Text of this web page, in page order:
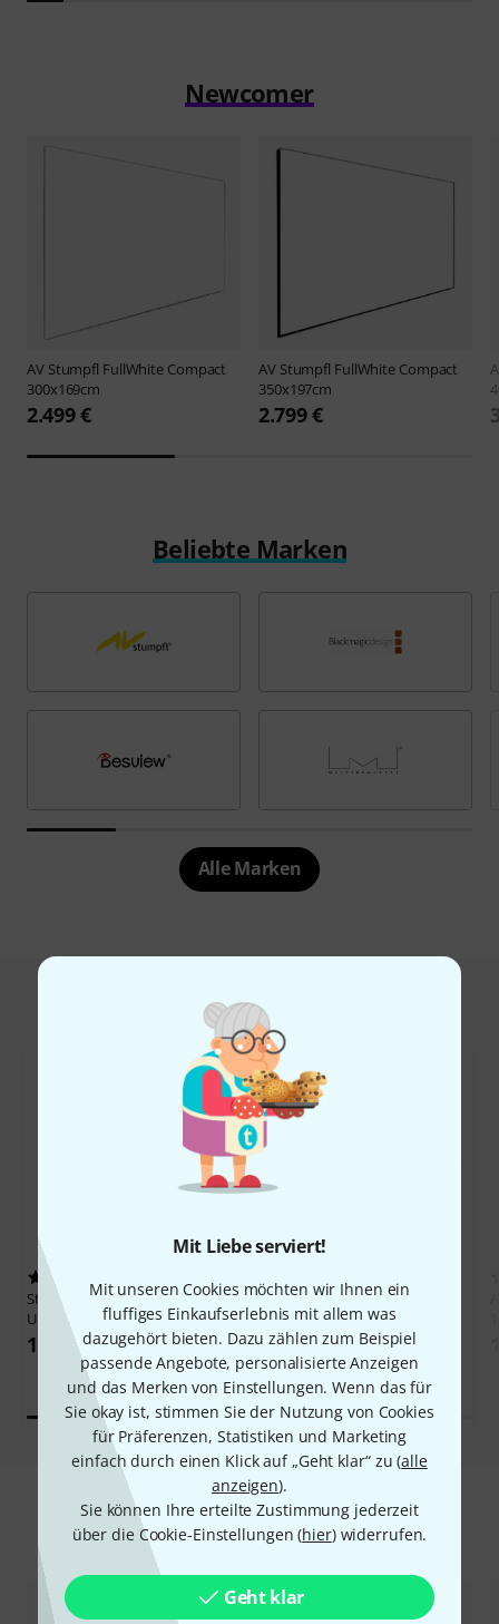
Mit Liebe serviert!
Mit unseren Cookies möchten wir Ihnen ein
fluffiges Einkaufserlebnis mit allem was
dazugehört bieten. Dazu zählen zum Beispiel
passende Angebote, personalisierte Anzeigen
und das Merken von Einstellungen. Wenn das für
Sie okay ist, stimmen Sie der Nutzung von Cookies
für Präferenzen, Statistiken und Marketing
einfach durch einen Klick auf „Geht klar“ zu (alle
anzeigen).
Sie können Ihre erteilte Zustimmung jederzeit
über die Cookie-Einstellungen (hier) widerrufen.
Geht klar
Newcomer
AV Stumpfl FullWhite Compact
300x169cm
2.499 €
AV Stumpfl FullWhite Compact
350x197cm
2.799 €
Beliebte Marken
Alle Marken
Hot Deals
Stairville
Projection Screen Roll-
Up 70"
139 €
EurometArakno Projector
Mount Bk
239 €
Schnäppchen